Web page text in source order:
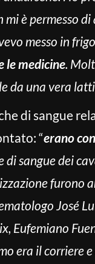
mi è permesso
messo in
le medicine.
da una vera
di sangue
“erano
di sangue dei
furono
José
Eufemiano
era il corriere